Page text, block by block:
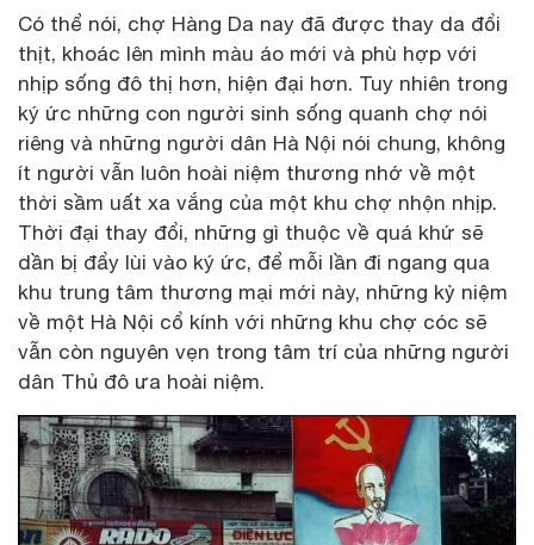
Có thể nói, chợ Hàng Da nay đã được thay da đổi
thịt, khoác lên mình màu áo mới và phù hợp với
nhịp sống đô thị hơn, hiện đại hơn. Tuy nhiên trong
ký ức những con người sinh sống quanh chợ nói
riêng và những người dân Hà Nội nói chung, không
ít người vẫn luôn hoài niệm thương nhớ về một
thời sầm uất xa vắng của một khu chợ nhộn nhịp.
Thời đại thay đổi, những gì thuộc về quá khứ sẽ
dần bị đẩy lùi vào ký ức, để mỗi lần đi ngang qua
khu trung tâm thương mại mới này, những kỷ niệm
về một Hà Nội cổ kính với những khu chợ cóc sẽ
vẫn còn nguyên vẹn trong tâm trí của những người
dân Thủ đô ưa hoài niệm.